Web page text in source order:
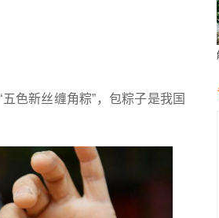
色新丝缠角粽”，包粽子是我国